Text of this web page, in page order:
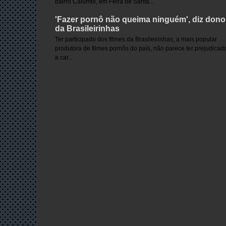
bairro Calumbi, em Feira de Santa...
'Fazer pornô não queima ninguém', diz dono
da Brasileirinhas
Ter participado dos filmes da Brasileirinhas, a mais popular
produtora de filmes pornôs do país, não parece ter
a car...